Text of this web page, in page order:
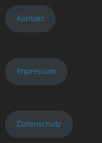
Kontakt
Impressum
Datenschutz